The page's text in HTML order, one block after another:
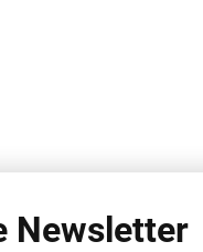
Newsletter